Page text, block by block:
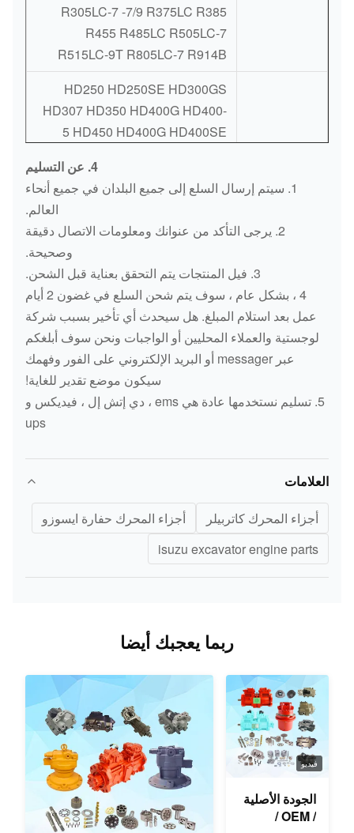
4HG1-T
8943926481
4343268
TANK CAP
EX تركيب كبير
5G
تركيب كبير
HITACHI
3
2052073 كتلة آسى RH
ZAX200-
3
2052067
HITACHI
ZAX200-
3
0788801 مضخة
HITACHI
3
0788805 كتلة آسى
3
R305LC-7 -7/9 R375LC R385
R455 R485LC R505LC-7
R515LC-9T R805LC-7 R914B
HD250 HD250SE HD300GS
HD307 HD350 HD400G HD400-
5 HD450 HD400G HD400SE
HD550SE HD700G HD700G
HD700-5 / 7 HD800-5 / 7 HD800-
HD880 HD900SEV HD900-2 /
LX02 / 03 LX08 SH45 SH55
SH60 SH75-3 SH100 SH120
SH145U SH200 SH200A3
SH210 SH220 SH240 SH250
SH260 ​​SH280 SH280 SH300
SH340 SH350 SH350 SH400
LS2800 LS2800 LS2800 LS280
4. عن التسليم
1. سيتم إرسال السلع إلى جميع البلدان في جميع أنحاء
العالم.
2. يرجى التأكد من عنوانك ومعلومات الاتصال دقيقة
وصحيحة.
3. فيل المنتجات يتم التحقق بعناية قبل الشحن.
4 ، بشكل عام ، سوف يتم شحن السلع في غضون 2 أيام
عمل بعد استلام المبلغ. هل سيحدث أي تأخير بسبب شركة
لوجستية والعملاء المحليين أو الواجبات ونحن سوف أبلغكم
عبر messager أو البريد الإلكتروني على الفور وفهمك
سيكون موضع تقدير للغاية!
5. تسليم نستخدمها عادة هي ems ، دي إتش إل ، فيديكس و
ups
العلامات
أجزاء المحرك كاتربيلر
أجزاء المحرك حفارة ايسوزو
isuzu excavator engine parts
ربما يعجبك أيضا
فيديو
الجودة الأصلية
/ OEM /